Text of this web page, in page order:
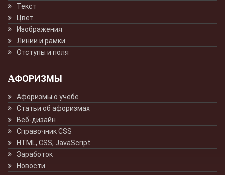
Текст
Цвет
Изображения
Линии и рамки
Отступы и поля
АФОРИЗМЫ
Афоризмы о учёбе
Статьи об афоризмах
Веб-дизайн
Справочник CSS
HTML, CSS, JavaScript.
Заработок
Новости